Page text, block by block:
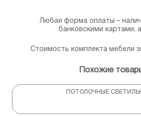
Любая форма оплаты –
банковскими картами,
Стоимость комплекта мебели
Похожие
ПОТОЛОЧНЫЕ